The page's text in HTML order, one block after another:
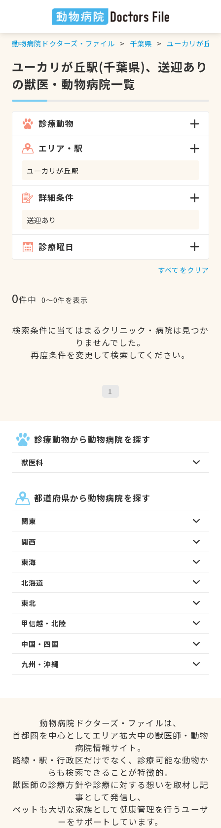
動物病院ドクターズ・ファイル 千葉県 ユーカリが丘駅
ユーカリが丘駅(千葉県)、送迎あり
の獣医・動物病院一覧
診療動物
エリア・駅
ユーカリが丘駅
詳細条件
送迎あり
診療曜日
すべてをクリア
0件中 0〜0件を表示
検索条件に当てはまるクリニック・病院は見つか
りませんでした。
再度条件を変更して検索してください。
1
診療動物から動物病院を探す
獣医科
都道府県から動物病院を探す
関東
関西
東海
北海道
東北
甲信越・北陸
中国・四国
九州・沖縄
動物病院ドクターズ・ファイルは、
首都圏を中心としてエリア拡大中の獣医師・動物
病院情報サイト。
路線・駅・行政区だけでなく、診療可能な動物か
らも検索できることが特徴的。
獣医師の診療方針や診療に対する想いを取材し記
事として発信し、
ペットも大切な家族として健康管理を行うユーザ
ーをサポートしています。